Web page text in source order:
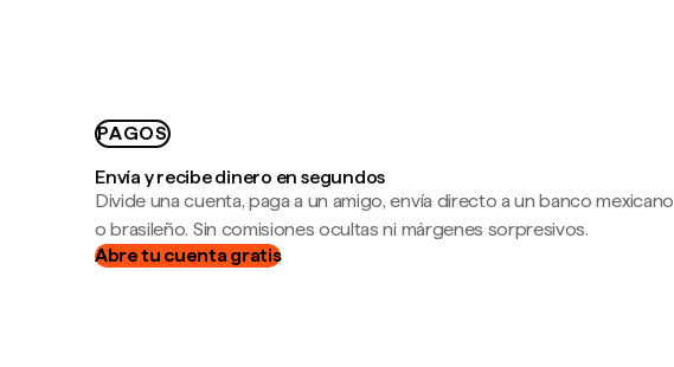
PAGOS
Envía y recibe dinero en segundos
Divide una cuenta, paga a un amigo, envía directo a un banco mexicano
o brasileño. Sin comisiones ocultas ni márgenes sorpresivos.
Abre tu cuenta gratis